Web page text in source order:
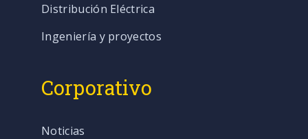
Distribución Eléctrica
Ingeniería y proyectos
Corporativo
Noticias